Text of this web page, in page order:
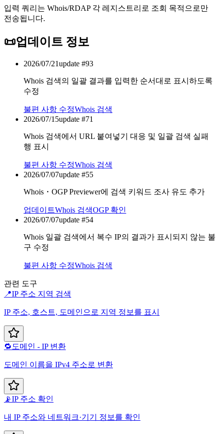
입력 쿼리는 Whois/RDAP 각 레지스트리로 조회 목적으로만
전송됩니다.
📜업데이트 정보
2026/07/21update #93
Whois 검색의 일괄 결과를 입력한 순서대로 표시하도록
수정
불편 사항 수정Whois 검색
2026/07/15update #71
Whois 검색에서 URL 붙여넣기 대응 및 일괄 검색 실패
행 표시
불편 사항 수정Whois 검색
2026/07/07update #55
Whois・OGP Previewer에 검색 키워드 조사 유도 추가
업데이트Whois 검색OGP 확인
2026/07/07update #54
Whois 일괄 검색에서 복수 IP의 결과가 표시되지 않는 불
구 수정
불편 사항 수정Whois 검색
관련 도구
📍IP 주소 지역 검색
IP 주소, 호스트, 도메인으로 지역 정보를 표시
🔁 도메인 - IP 변환
도메인 이름을 IPv4 주소로 변환
📡IP 주소 확인
내 IP 주소와 네트워크·기기 정보를 확인